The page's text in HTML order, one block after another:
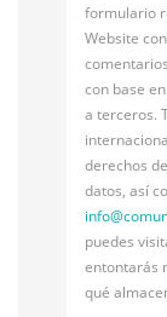
formulario
Website
con base
a terceros.
derechos
datos, así
info@
puedes
entontarás
qué